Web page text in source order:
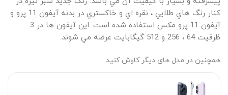
کنار رنگ هاي طلايي ، نقره اي و خاکستري در بدنه آيفون 11 پرو و
آيفون 11 پرو مکس استفاده شده است. اين آيفون ها در 3
ظرفيت 64 ، 256 و 512 گيگابايت عرضه مي شوند.
همچنین در مدل های دیگر کاوش کنید‫:‬